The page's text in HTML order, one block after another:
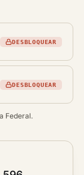
DESBLOQUEAR
DESBLOQUEAR
Federal.